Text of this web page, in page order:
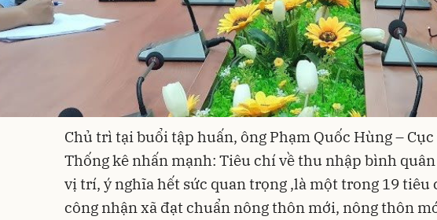
Chủ trì tại buổi tập huấn, ông Phạm Quốc Hùng –
Thống kê nhấn mạnh: Tiêu chí về thu nhập bình
vị trí, ý nghĩa hết sức quan trọng ,là một trong 19 tiêu
công nhận xã đạt chuẩn nông thôn mới, nông thôn